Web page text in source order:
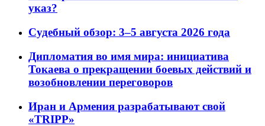
указ?
Судебный обзор: 3–5 августа 2026 года
Дипломатия во имя мира: инициатива
Токаева о прекращении боевых действий и
возобновлении переговоров
Иран и Армения разрабатывают свой
«TRIPP»